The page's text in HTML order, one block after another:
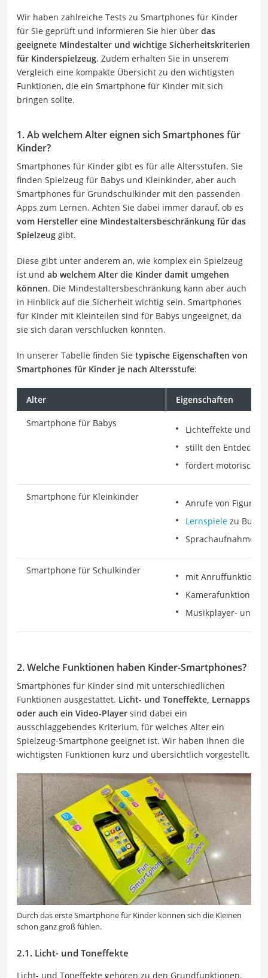
Wir haben zahlreiche Tests zu Smartphones für Kinder
für Sie geprüft und informieren Sie hier über das
geeignete Mindestalter und wichtige Sicherheitskriterien
für Kinderspielzeug. Zudem erhalten Sie in unserem
Vergleich eine kompakte Übersicht zu den wichtigsten
Funktionen, die ein Smartphone für Kinder mit sich
bringen sollte.
1. Ab welchem Alter eignen sich Smartphones für
Kinder?
Smartphones für Kinder gibt es für alle Altersstufen. Sie
finden Spielzeug für Babys und Kleinkinder, aber auch
Smartphones für Grundschulkinder mit den passenden
Apps zum Lernen. Achten Sie dabei immer darauf, ob es
vom Hersteller eine Mindestaltersbeschränkung für das
Spielzeug gibt.
Diese gibt unter anderem an, wie komplex ein Spielzeug
ist und ab welchem Alter die Kinder damit umgehen
können. Die Mindestaltersbeschränkung kann aber auch
in Hinblick auf die Sicherheit wichtig sein. Smartphones
für Kinder mit Kleinteilen sind für Babys ungeeignet, da
sie sich daran verschlucken könnten.
In unserer Tabelle finden Sie typische Eigenschaften von
Smartphones für Kinder je nach Altersstufe:
Alter Eigenschaften
Smartphone für Babys
Lichteffekte und
stillt den
fördert motorische
Smartphone für Kleinkinder
Anrufe von Figuren
Lernspiele zu
Sprachaufnahme
Smartphone für Schulkinder
mit Anruffunktion
Kamerafunktion
Musikplayer- und
2. Welche Funktionen haben Kinder-Smartphones?
Smartphones für Kinder sind mit unterschiedlichen
Funktionen ausgestattet. Licht- und Toneffekte, Lernapps
oder auch ein Video-Player sind dabei ein
ausschlaggebendes Kriterium, für welches Alter ein
Spielzeug-Smartphone geeignet ist. Wir haben Ihnen die
wichtigsten Funktionen kurz und übersichtlich vorgestellt.
Durch das erste Smartphone für Kinder können sich die Kleinen
schon ganz groß fühlen.
2.1. Licht- und Toneffekte
Licht- und Toneffekte gehören zu den Grundfunktionen,